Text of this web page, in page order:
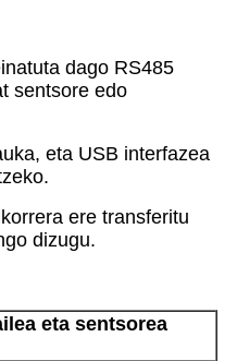
dago RS485
sentsore edo
eta USB interfazea
ere transferitu
dizugu.
eta sentsorea